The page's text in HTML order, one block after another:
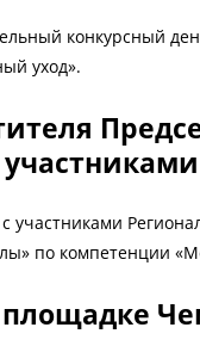
конкурсный
уход».
участниками
по компетенции